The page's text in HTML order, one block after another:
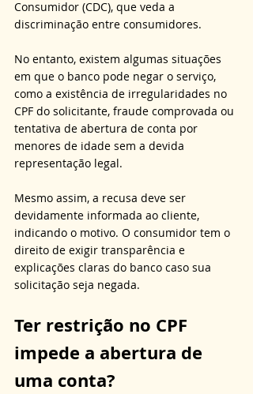
Consumidor (CDC), que veda a
discriminação entre consumidores.
No entanto, existem algumas situações
em que o banco pode negar o serviço,
como a existência de irregularidades no
CPF do solicitante, fraude comprovada ou
tentativa de abertura de conta por
menores de idade sem a devida
representação legal.
Mesmo assim, a recusa deve ser
devidamente informada ao cliente,
indicando o motivo. O consumidor tem o
direito de exigir transparência e
explicações claras do banco caso sua
solicitação seja negada.
Ter restrição no CPF
impede a abertura de
uma conta?